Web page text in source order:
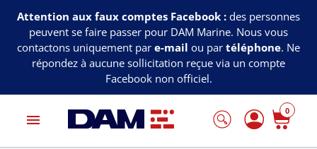
Attention aux faux comptes Facebook : des personnes
peuvent se faire passer pour DAM Marine. Nous vous
contactons uniquement par e-mail ou par téléphone. Ne
répondez à aucune sollicitation reçue via un compte
Facebook non officiel.
menu
0